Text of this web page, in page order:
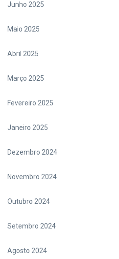
Junho 2025
Maio 2025
Abril 2025
Março 2025
Fevereiro 2025
Janeiro 2025
Dezembro 2024
Novembro 2024
Outubro 2024
Setembro 2024
Agosto 2024